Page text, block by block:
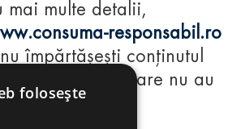
mai multe detalii,
responsabil.ro
împărtășești conținutul
cu persoane care nu au
de 18 ani.
folosește